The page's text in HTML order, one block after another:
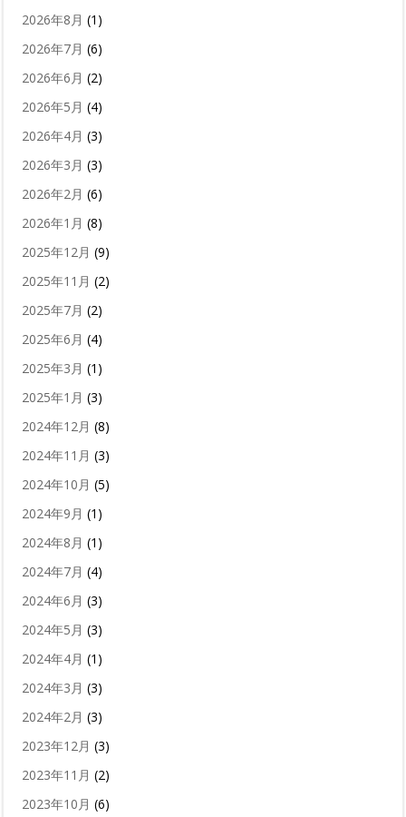
2026年8月 (1)
2026年7月 (6)
2026年6月 (2)
2026年5月 (4)
2026年4月 (3)
2026年3月 (3)
2026年2月 (6)
2026年1月 (8)
2025年12月 (9)
2025年11月 (2)
2025年7月 (2)
2025年6月 (4)
2025年3月 (1)
2025年1月 (3)
2024年12月 (8)
2024年11月 (3)
2024年10月 (5)
2024年9月 (1)
2024年8月 (1)
2024年7月 (4)
2024年6月 (3)
2024年5月 (3)
2024年4月 (1)
2024年3月 (3)
2024年2月 (3)
2023年12月 (3)
2023年11月 (2)
2023年10月 (6)